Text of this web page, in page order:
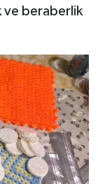
ve beraberlik